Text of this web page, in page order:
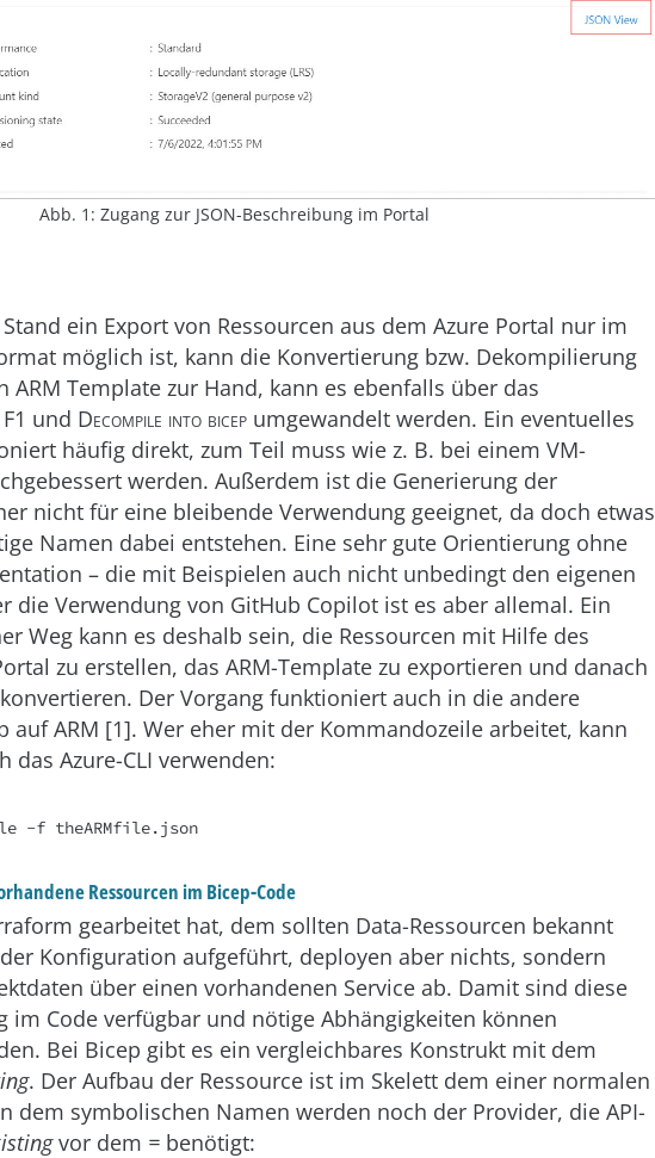
Abb. 1: Zugang zur JSON-Beschreibung im Portal
ein Export von Ressourcen aus dem Azure Portal nur im
möglich ist, kann die Konvertierung bzw. Dekompilierung
ARM Template zur Hand, kann es ebenfalls über das
und Decompile into bicep umgewandelt werden. Ein eventuelles
häufig direkt, zum Teil muss wie z. B. bei einem VM-
werden. Außerdem ist die Generierung der
nicht für eine bleibende Verwendung geeignet, da doch etwas
Namen dabei entstehen. Eine sehr gute Orientierung ohne
– die mit Beispielen auch nicht unbedingt den eigenen
die Verwendung von GitHub Copilot ist es aber allemal. Ein
Weg kann es deshalb sein, die Ressourcen mit Hilfe des
zu erstellen, das ARM-Template zu exportieren und danach
Der Vorgang funktioniert auch in die andere
auf ARM [1]. Wer eher mit der Kommandozeile arbeitet, kann
das Azure-CLI verwenden:
Ressourcen im Bicep-Code
gearbeitet hat, dem sollten Data-Ressourcen bekannt
Konfiguration aufgeführt, deployen aber nichts, sondern
über einen vorhandenen Service ab. Damit sind diese
im Code verfügbar und nötige Abhängigkeiten können
Bei Bicep gibt es ein vergleichbares Konstrukt mit dem
. Der Aufbau der Ressource ist im Skelett dem einer normalen
dem symbolischen Namen werden noch der Provider, die API-
vor dem = benötigt: